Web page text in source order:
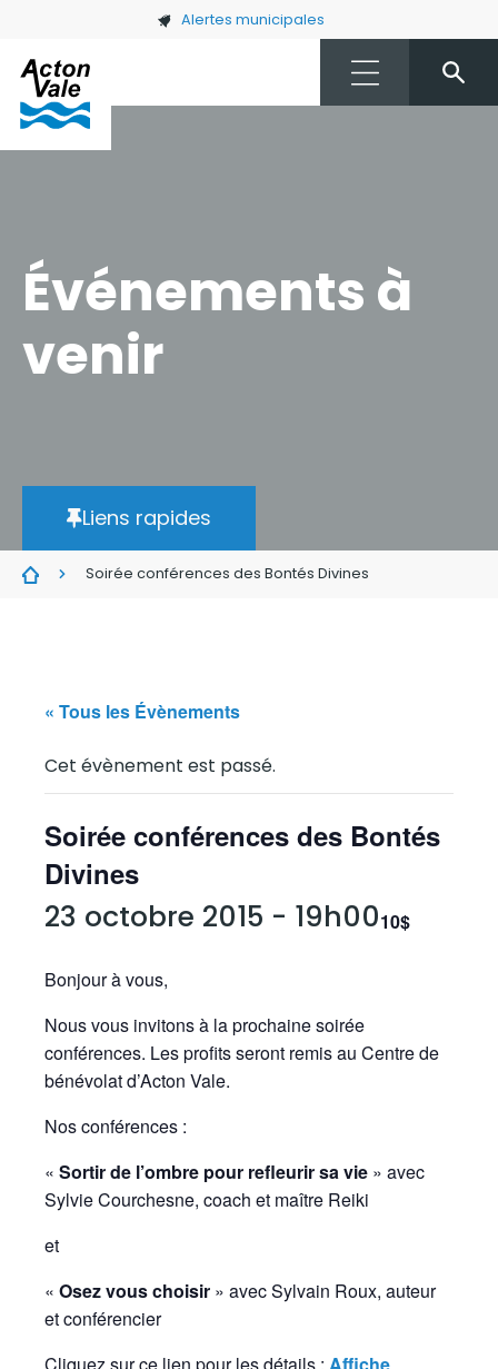
Skip to main content Alertes municipales
Événements à
venir
Liens rapides
Soirée conférences des Bontés Divines
« Tous les Évènements
Cet évènement est passé.
Soirée conférences des Bontés
Divines
23 octobre 2015 - 19h0010$
Bonjour à vous,
Nous vous invitons à la prochaine soirée
conférences. Les profits seront remis au Centre de
bénévolat d’Acton Vale.
Nos conférences :
« Sortir de l’ombre pour refleurir sa vie » avec
Sylvie Courchesne, coach et maître Reiki
et
« Osez vous choisir » avec Sylvain Roux, auteur
et conférencier